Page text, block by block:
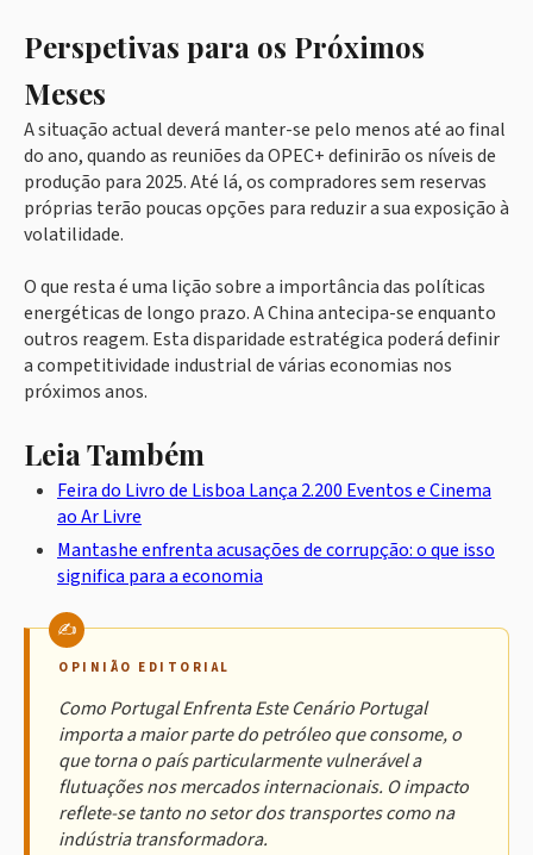
Perspetivas para os Próximos
Meses
A situação actual deverá manter-se pelo menos até ao final
do ano, quando as reuniões da OPEC+ definirão os níveis de
produção para 2025. Até lá, os compradores sem reservas
próprias terão poucas opções para reduzir a sua exposição à
volatilidade.
O que resta é uma lição sobre a importância das políticas
energéticas de longo prazo. A China antecipa-se enquanto
outros reagem. Esta disparidade estratégica poderá definir
a competitividade industrial de várias economias nos
próximos anos.
Leia Também
Feira do Livro de Lisboa Lança 2.200 Eventos e Cinema
ao Ar Livre
Mantashe enfrenta acusações de corrupção: o que isso
significa para a economia
OPINIÃO EDITORIAL
Como Portugal Enfrenta Este Cenário Portugal
importa a maior parte do petróleo que consome, o
que torna o país particularmente vulnerável a
flutuações nos mercados internacionais. O impacto
reflete-se tanto no setor dos transportes como na
indústria transformadora.